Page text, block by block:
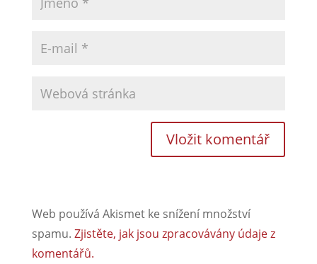
Web používá Akismet ke snížení množství
spamu. Zjistěte, jak jsou zpracovávány údaje z
komentářů.